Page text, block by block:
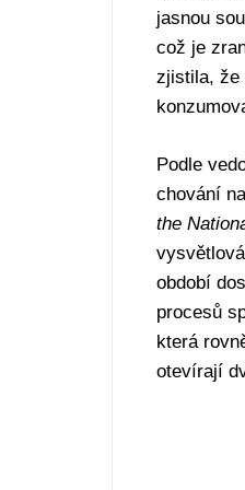
jasnou
což je
zjistila, že
Podle
chování
the
období
procesů
která
otevírají